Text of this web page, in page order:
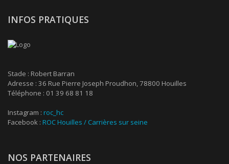
INFOS PRATIQUES
Stade : Robert Barran
Adresse : 36 Rue Pierre Joseph Proudhon, 78800 Houilles
Téléphone : 01 39 68 81 18
Instagram : roc_hc
Facebook : ROC Houilles / Carrières sur seine
NOS PARTENAIRES